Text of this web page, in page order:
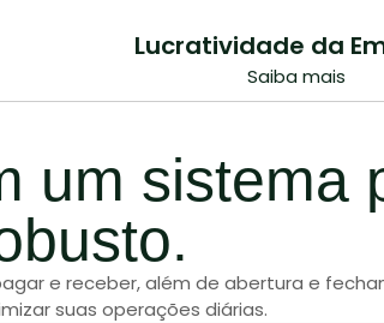
Lucratividade da
Saiba mais
um sistema
e receber, além de abertura e
suas operações diárias.